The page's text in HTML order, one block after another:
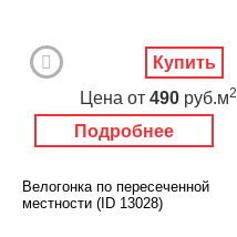
Подробнее
Цена от 490 руб.м2
Купить
Велогонка по пересеченной
местности (ID 13028)